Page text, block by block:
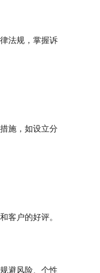
法规，掌握诉
施，如设立分
客户的好评。
避风险、个性